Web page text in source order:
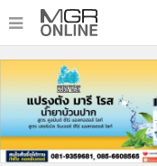
หน้าหลัก
• ทันเหตุการณ์
• ภาคใต้
• ภูมิภาค